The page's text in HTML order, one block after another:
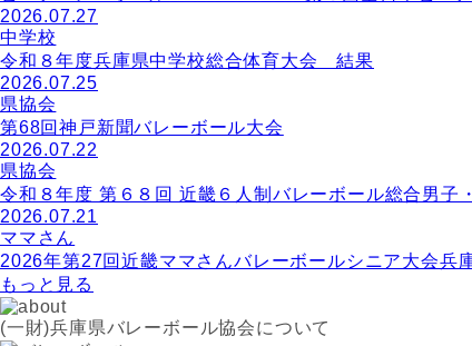
2026.07.27
中学校
令和８年度兵庫県中学校総合体育大会 結果
2026.07.25
県協会
第68回神戸新聞バレーボール大会
2026.07.22
県協会
令和８年度 第６８回 近畿６人制バレーボール総合男子
2026.07.21
ママさん
2026年第27回近畿ママさんバレーボールシニア大会兵
もっと見る
(一財)兵庫県バレーボール協会について